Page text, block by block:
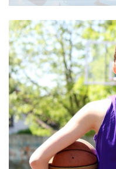
therapeutischen Milieus
entwicklungsfördernde